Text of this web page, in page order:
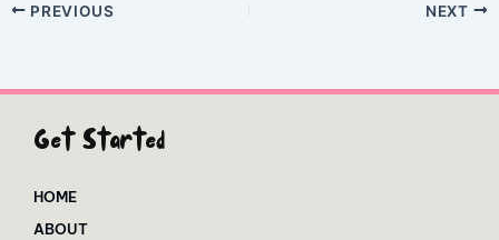
PREVIOUS NEXT
Get Started
HOME
ABOUT